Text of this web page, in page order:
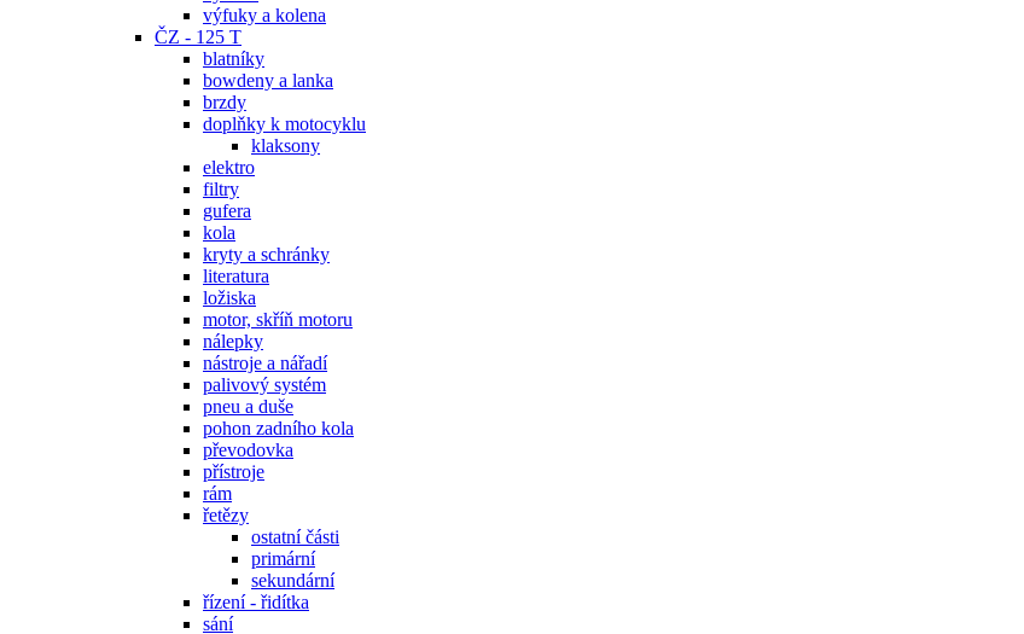
výfuky a kolena
ČZ - 125 T
blatníky
bowdeny a lanka
brzdy
doplňky k motocyklu
klaksony
elektro
filtry
gufera
kola
kryty a schránky
literatura
ložiska
motor, skříň motoru
nálepky
nástroje a nářadí
palivový systém
pneu a duše
pohon zadního kola
převodovka
přístroje
rám
řetězy
ostatní části
primární
sekundární
řízení - řidítka
sání